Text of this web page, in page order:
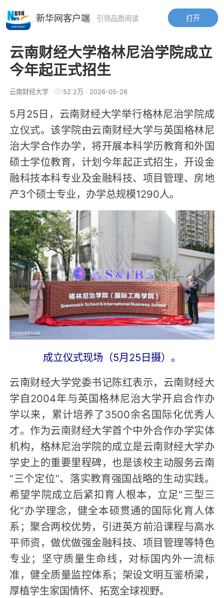
云南财经大学格林尼治学院成立
今年起正式招生
云南财经大学 52.2万· 2026-05-26
5月25日，云南财经大学举行格林尼治学院成
立仪式。该学院由云南财经大学与英国格林尼
治大学合作办学，将开展本科学历教育和外国
硕士学位教育，计划今年起正式招生，开设金
融科技本科专业及金融科技、项目管理、房地
产3个硕士专业，办学总规模1290人。
成立仪式现场（5月25日摄）。
云南财经大学党委书记陈红表示，云南财经大
学自2004年与英国格林尼治大学开启合作办
学以来，累计培养了3500余名国际化优秀人
才。作为云南财经大学首个中外合作办学实体
机构，格林尼治学院的成立是云南财经大学办
学史上的重要里程碑，也是该校主动服务云南
“三个定位”、落实教育强国战略的生动实践。
希望学院成立后紧扣育人根本，立足“三型三
化”办学理念，健全本硕贯通的国际化育人体
系；聚合两校优势，引进英方前沿课程与高水
平师资，做优做强金融科技、项目管理等特色
专业；坚守质量生命线，对标国内外一流标
准，健全质量监控体系；架设文明互鉴桥梁，
厚植学生家国情怀、拓宽全球视野。
打开
新华网客户端 引领品质阅读